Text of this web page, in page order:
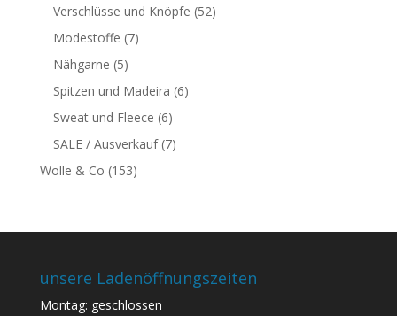
Verschlüsse und Knöpfe (52)
Modestoffe (7)
Nähgarne (5)
Spitzen und Madeira (6)
Sweat und Fleece (6)
SALE / Ausverkauf (7)
Wolle & Co (153)
unsere Ladenöffnungszeiten
Montag: geschlossen